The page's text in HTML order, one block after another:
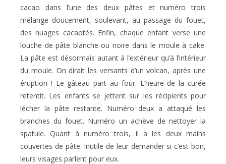
cacao dans l’une des deux pâtes et numéro trois
mélange doucement, soulevant, au passage du fouet,
des nuages cacaotés. Enfin, chaque enfant verse une
louche de pâte blanche ou noire dans le moule à cake.
La pâte est désormais autant à l’extérieur qu’à l’intérieur
du moule. On dirait les versants d’un volcan, après une
éruption ! Le gâteau part au four. L’heure de la curée
retentit. Les enfants se jettent sur les récipients pour
lécher la pâte restante. Numéro deux a attaqué les
branches du fouet. Numéro un achève de nettoyer la
spatule. Quant à numéro trois, il a les deux mains
couvertes de pâte. Inutile de leur demander si c’est bon,
leurs visages parlent pour eux.